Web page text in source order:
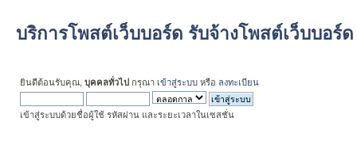
บริการโพสต์เว็บบอร์ด รับจ้างโพสต์เว็บบอร์
ยินดีต้อนรับคุณ, บุคคลทั่วไป กรุณา เข้าสู่ระบบ หรือ ลงทะเบียน
เข้าสู่ระบบด้วยชื่อผู้ใช้ รหัสผ่าน และระยะเวลาในเซสชั่น